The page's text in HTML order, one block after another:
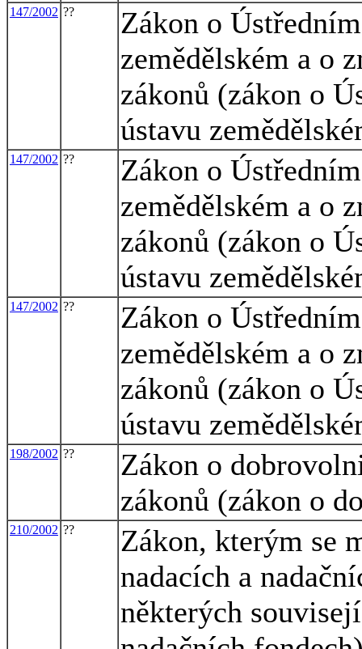
147/2002 ??
Zákon o
zemědělském a o
zákonů (zákon o
ústavu
147/2002 ??
Zákon o
zemědělském a o
zákonů (zákon o
ústavu
147/2002 ??
Zákon o
zemědělském a o
zákonů (zákon o
ústavu
198/2002 ??
Zákon o
zákonů (zákon o
210/2002 ??
Zákon, kterým se
nadacích a
některých